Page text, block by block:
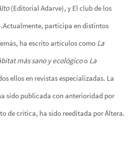
(Editorial Adarve), y El club de los
participa en distintos
ha escrito artículos como La
más sano y ecológicoo La
ellos en revistas especializadas. La
sido publicada con anterioridad por
de crítica, ha sido reeditada por Áltera.